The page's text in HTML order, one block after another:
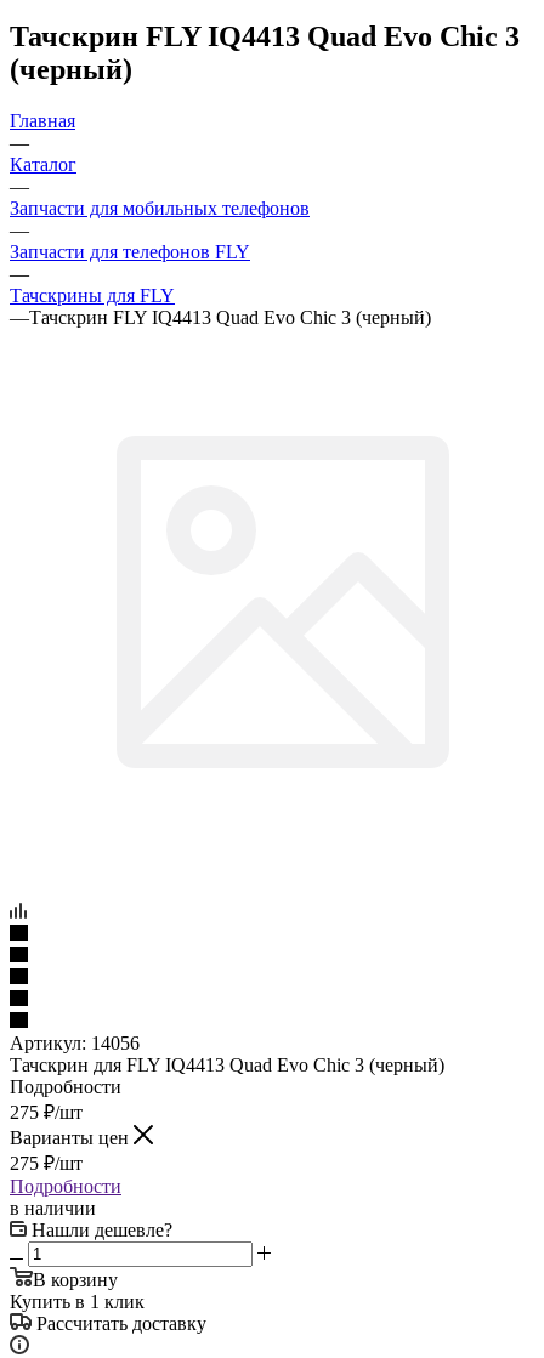
Тачскрин FLY IQ4413 Quad Evo Chic 3
(черный)
—
Каталог
—
Запчасти для мобильных телефонов
—
Запчасти для телефонов FLY
—
Тачскрины для FLY
—Тачскрин FLY IQ4413 Quad Evo Chic 3 (черный)
Артикул:
Тачскрин для FLY IQ4413 Quad Evo Chic 3 (черный)
Подробности
275₽/шт
Варианты цен
275₽/шт
Подробности
в наличии
Нашли дешевле?
В корзину
Купить в 1 клик
Рассчитать доставку
Самовывоз сегодня - бесплатно